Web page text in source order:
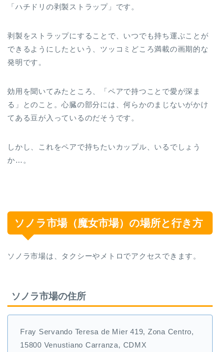
「ハチドリの剥製ストラップ」です。
剥製をストラップにすることで、いつでも持ち運ぶことが
できるようにしたという、ツッコミどころ満載の画期的な
発明です。
効用を聞いてみたところ、「ペアで持つことで愛が深ま
る」とのこと。心臓の部分には、何らかのまじないがかけ
てある豆が入っているのだそうです。
しかし、これをペアで持ちたいカップル、いるでしょう
か…。
ソノラ市場（魔女市場）の場所と行き方
ソノラ市場は、タクシーやメトロでアクセスできます。
ソノラ市場の住所
Fray Servando Teresa de Mier 419, Zona Centro,
15800 Venustiano Carranza, CDMX